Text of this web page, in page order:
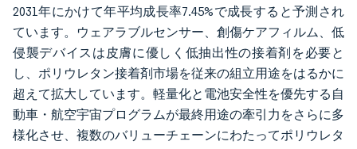
2031年にかけて年平均成長率7.45%で成長すると予測され
ています。ウェアラブルセンサー、創傷ケアフィルム、低
侵襲デバイスは皮膚に優しく低抽出性の接着剤を必要と
し、ポリウレタン接着剤市場を従来の組立用途をはるかに
超えて拡大しています。軽量化と電池安全性を優先する自
動車・航空宇宙プログラムが最終用途の牽引力をさらに多
様化させ、複数のバリューチェーンにわたってポリウレタ